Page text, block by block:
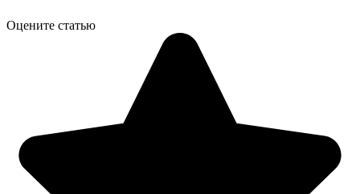
Оцените статью